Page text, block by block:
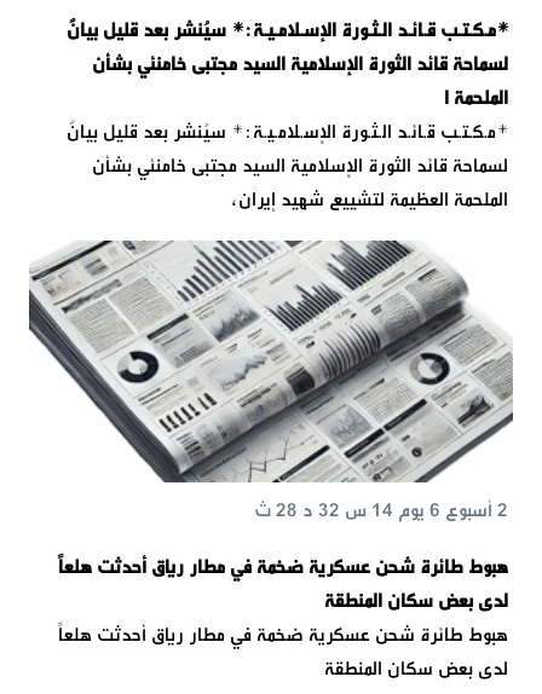
*مـكـتـب قـائـد الـثـورة الإسـلامـيـة:* سيُنشر بعد قليل بيانٌ
لسماحة قائد الثورة الإسلامية السيد مجتبى خامنئي بشأن
الملحمة ا
*مـكـتـب قـائـد الـثـورة الإسـلامـيـة:* سيُنشر بعد قليل بيانٌ
لسماحة قائد الثورة الإسلامية السيد مجتبى خامنئي بشأن
الملحمة العظيمة لتشييع شهيد إيران،
هبوط طائرة شحن عسكرية ضخمة في مطار رياق أحدثت هلعاً
لدى بعض سكان المنطقة
2 أسبوع 6 يوم 14 س 32 د 28 ث
هبوط طائرة شحن عسكرية ضخمة في مطار رياق أحدثت هلعاً
لدى بعض سكان المنطقة